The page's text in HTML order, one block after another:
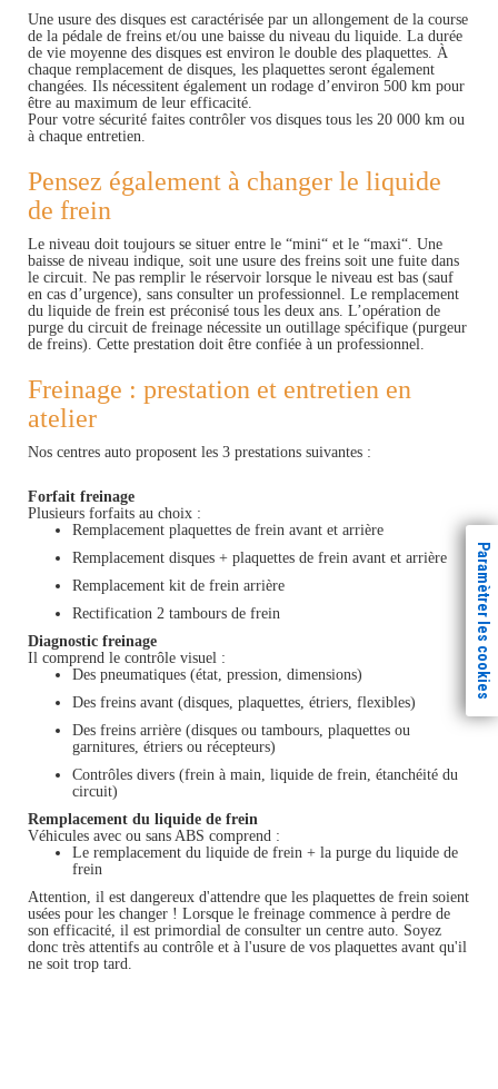
Une usure des disques est caractérisée par un allongement de la course
de la pédale de freins et/ou une baisse du niveau du liquide. La durée
de vie moyenne des disques est environ le double des plaquettes. À
chaque remplacement de disques, les plaquettes seront également
changées. Ils nécessitent également un rodage d’environ 500 km pour
être au maximum de leur efficacité.
Pour votre sécurité faites contrôler vos disques tous les 20 000 km ou
à chaque entretien.
Pensez également à changer le liquide
de frein
Le niveau doit toujours se situer entre le “mini“ et le “maxi“. Une
baisse de niveau indique, soit une usure des freins soit une fuite dans
le circuit. Ne pas remplir le réservoir lorsque le niveau est bas (sauf
en cas d’urgence), sans consulter un professionnel. Le remplacement
du liquide de frein est préconisé tous les deux ans. L’opération de
purge du circuit de freinage nécessite un outillage spécifique (purgeur
de freins). Cette prestation doit être confiée à un professionnel.
Freinage : prestation et entretien en
atelier
Nos centres auto proposent les 3 prestations suivantes :
Forfait freinage
Plusieurs forfaits au choix :
Remplacement plaquettes de frein avant et arrière
Remplacement disques + plaquettes de frein avant et arrière
Remplacement kit de frein arrière
Rectification 2 tambours de frein
Diagnostic freinage
Il comprend le contrôle visuel :
Des pneumatiques (état, pression, dimensions)
Des freins avant (disques, plaquettes, étriers, flexibles)
Des freins arrière (disques ou tambours, plaquettes ou
garnitures, étriers ou récepteurs)
Contrôles divers (frein à main, liquide de frein, étanchéité du
circuit)
Remplacement du liquide de frein
Véhicules avec ou sans ABS comprend :
Le remplacement du liquide de frein + la purge du liquide de
frein
Attention, il est dangereux d'attendre que les plaquettes de frein soient
usées pour les changer ! Lorsque le freinage commence à perdre de
son efficacité, il est primordial de consulter un centre auto. Soyez
donc très attentifs au contrôle et à l'usure de vos plaquettes avant qu'il
ne soit trop tard.
Paramètrer les cookies